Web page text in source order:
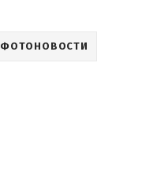
ФОТОНОВОСТИ